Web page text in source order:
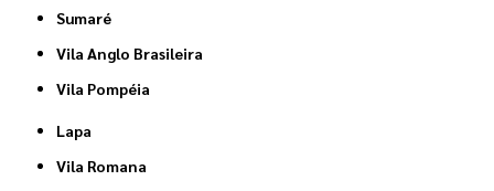
Sumaré
Vila Anglo Brasileira
Vila Pompéia
Lapa
Vila Romana